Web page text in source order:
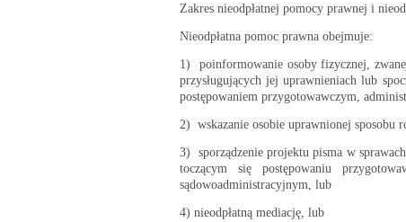
Zakres nieodpłatnej pomocy prawnej i
Nieodpłatna pomoc prawna obejmuje:
1) poinformowanie osoby fizycznej,
przysługujących jej uprawnieniach lub
postępowaniem przygotowawczym,
2) wskazanie osobie uprawnionej sposobu
3) sporządzenie projektu pisma w
toczącym się postępowaniu
sądowoadministracyjnym, lub
4) nieodpłatną mediację, lub